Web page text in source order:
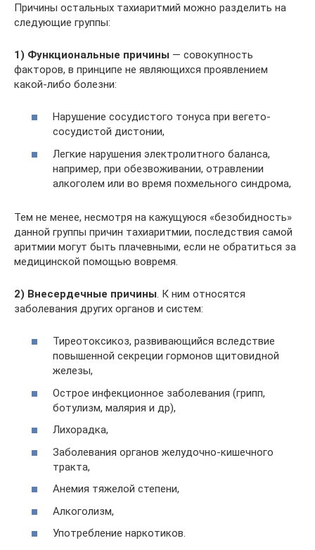
Причины остальных тахиаритмий можно разделить на
следующие группы:
1) Функциональные причины — совокупность
факторов, в принципе не являющихся проявлением
какой-либо болезни:
Нарушение сосудистого тонуса при вегето-
сосудистой дистонии,
Легкие нарушения электролитного баланса,
например, при обезвоживании, отравлении
алкоголем или во время похмельного синдрома,
Тем не менее, несмотря на кажущуюся «безобидность»
данной группы причин тахиаритмии, последствия самой
аритмии могут быть плачевными, если не обратиться за
медицинской помощью вовремя.
2) Внесердечные причины. К ним относятся
заболевания других органов и систем:
Тиреотоксикоз, развивающийся вследствие
повышенной секреции гормонов щитовидной
железы,
Острое инфекционное заболевания (грипп,
ботулизм, малярия и др),
Лихорадка,
Заболевания органов желудочно-кишечного
тракта,
Анемия тяжелой степени,
Алкоголизм,
Употребление наркотиков.